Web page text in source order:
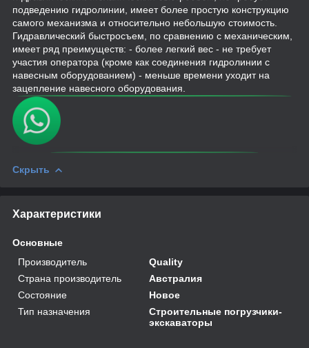
подведению гидролинии, имеет более простую конструкцию
самого механизма и относительно небольшую стоимость.
Гидравлический быстросъем, по сравнению с механическим,
имеет ряд преимуществ: - более легкий вес - не требует
участия оператора (кроме как соединения гидролинии с
навесным оборудованием) - меньше времени уходит на
зацепление навесного оборудования.
Скрыть
Характеристики
Основные
Производитель
Quality
Страна производитель
Австралия
Состояние
Новое
Тип назначения
Строительные погрузчики-
экскаваторы